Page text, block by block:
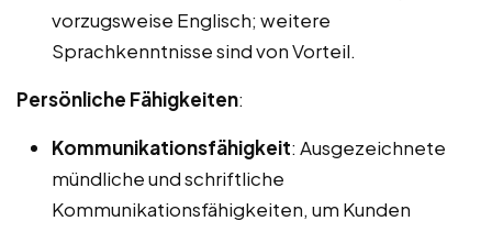
vorzugsweise Englisch; weitere
Sprachkenntnisse sind von Vorteil.
Persönliche Fähigkeiten:
Kommunikationsfähigkeit: Ausgezeichnete
mündliche und schriftliche
Kommunikationsfähigkeiten, um Kunden